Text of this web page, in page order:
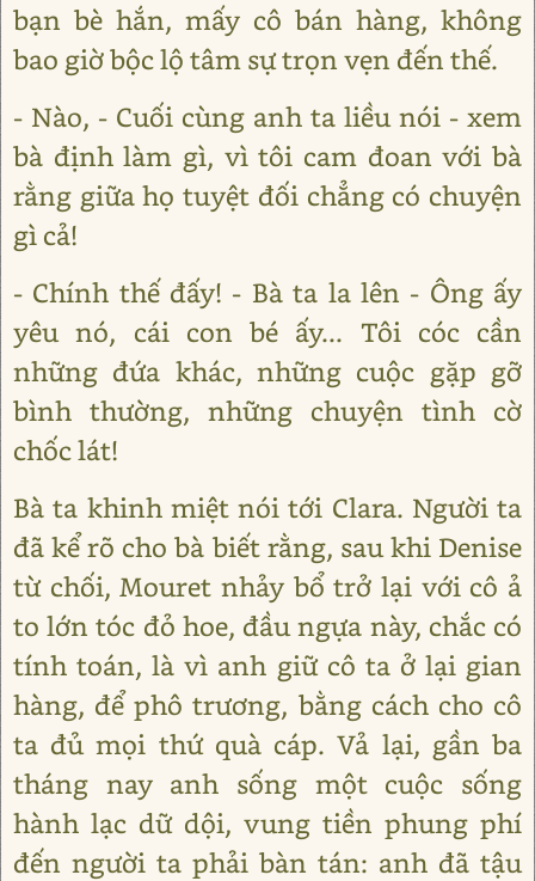
bạn bè hắn, mấy cô bán hàng, không
bao giờ bộc lộ tâm sự trọn vẹn đến thế.
- Nào, - Cuối cùng anh ta liều nói - xem
bà định làm gì, vì tôi cam đoan với bà
rằng giữa họ tuyệt đối chẳng có chuyện
gì cả!
- Chính thế đấy! - Bà ta la lên - Ông ấy
yêu nó, cái con bé ấy... Tôi cóc cần
những đứa khác, những cuộc gặp gỡ
bình thường, những chuyện tình cờ
chốc lát!
Bà ta khinh miệt nói tới Clara. Người ta
đã kể rõ cho bà biết rằng, sau khi Denise
từ chối, Mouret nhảy bổ trở lại với cô ả
to lớn tóc đỏ hoe, đầu ngựa này, chắc có
tính toán, là vì anh giữ cô ta ở lại gian
hàng, để phô trương, bằng cách cho cô
ta đủ mọi thứ quà cáp. Vả lại, gần ba
tháng nay anh sống một cuộc sống
hành lạc dữ dội, vung tiền phung phí
đến người ta phải bàn tán: anh đã tậu